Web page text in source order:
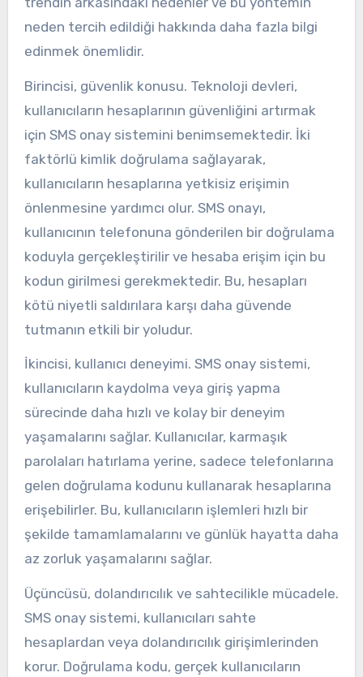
neden tercih edildiği hakkında daha fazla bilgi
edinmek önemlidir.
Birincisi, güvenlik konusu. Teknoloji devleri,
kullanıcıların hesaplarının güvenliğini artırmak
için SMS onay sistemini benimsemektedir. İki
faktörlü kimlik doğrulama sağlayarak,
kullanıcıların hesaplarına yetkisiz erişimin
önlenmesine yardımcı olur. SMS onayı,
kullanıcının telefonuna gönderilen bir doğrulama
koduyla gerçekleştirilir ve hesaba erişim için bu
kodun girilmesi gerekmektedir. Bu, hesapları
kötü niyetli saldırılara karşı daha güvende
tutmanın etkili bir yoludur.
İkincisi, kullanıcı deneyimi. SMS onay sistemi,
kullanıcıların kaydolma veya giriş yapma
sürecinde daha hızlı ve kolay bir deneyim
yaşamalarını sağlar. Kullanıcılar, karmaşık
parolaları hatırlama yerine, sadece telefonlarına
gelen doğrulama kodunu kullanarak hesaplarına
erişebilirler. Bu, kullanıcıların işlemleri hızlı bir
şekilde tamamlamalarını ve günlük hayatta daha
az zorluk yaşamalarını sağlar.
Üçüncüsü, dolandırıcılık ve sahtecilikle mücadele.
SMS onay sistemi, kullanıcıları sahte
hesaplardan veya dolandırıcılık girişimlerinden
korur. Doğrulama kodu, gerçek kullanıcıların